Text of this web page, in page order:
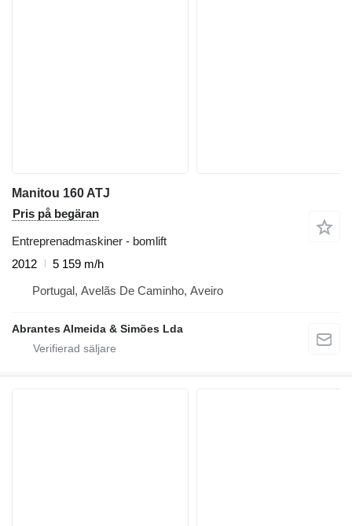
Manitou 160 ATJ
Pris på begäran
Entreprenadmaskiner - bomlift
2012
5 159 m/h
Portugal, Avelãs De Caminho, Aveiro
Abrantes Almeida & Simões Lda